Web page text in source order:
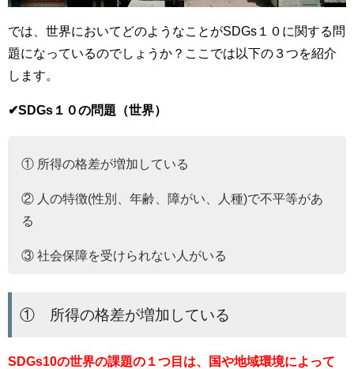
では、世界においてどのようなことがSDGs１０に関する問
題になっているのでしょうか？ここでは以下の３つを紹介
します。
✔︎SDGs１０の問題（世界）
① 所得の格差が増加している
② 人の特徴(性別、年齢、障がい、人種)で不平等があ
る
③ 社会保障を受けられない人がいる
① 所得の格差が増加している
SDGs10の世界の課題の１つ目は、国や地域環境によって